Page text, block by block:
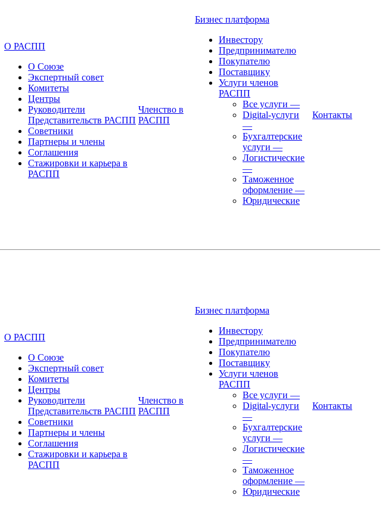
О РАСПП
О Союзе
Экспертный совет
Комитеты
Центры
Руководители
Представительств РАСПП
Советники
Партнеры и члены
Соглашения
Стажировки и карьера в
РАСПП
Членство в
РАСПП
Бизнес платформа
Инвестору
Предпринимателю
Покупателю
Поставщику
Услуги членов
РАСПП
Все услуги —
Digital-услуги
—
Бухгалтерские
услуги —
Логистические
—
Таможенное
оформление —
Юридические
Контакты
О РАСПП
О Союзе
Экспертный совет
Комитеты
Центры
Руководители
Представительств РАСПП
Советники
Партнеры и члены
Соглашения
Стажировки и карьера в
РАСПП
Членство в
РАСПП
Бизнес платформа
Инвестору
Предпринимателю
Покупателю
Поставщику
Услуги членов
РАСПП
Все услуги —
Digital-услуги
—
Бухгалтерские
услуги —
Логистические
—
Таможенное
оформление —
Юридические
Контакты